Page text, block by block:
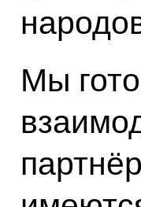
Мы